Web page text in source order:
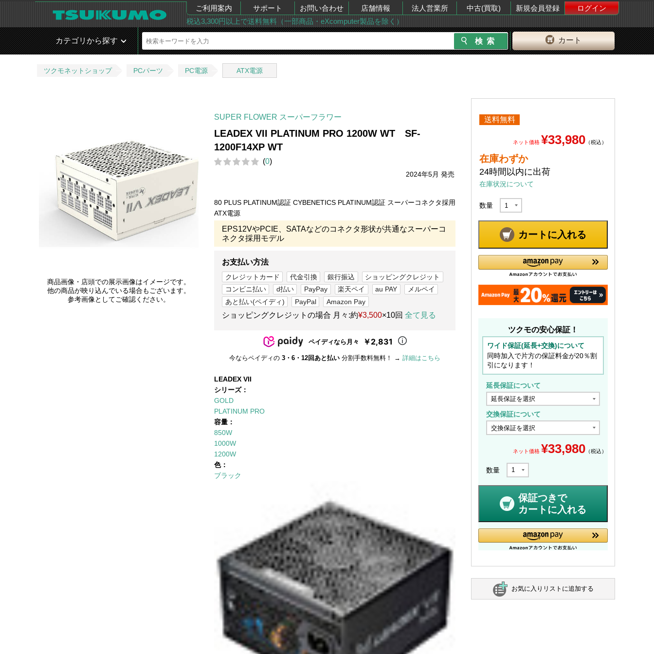
ご利用案内 サポート お問い合わせ 店舗情報 法人営業所 中古(買取) 新規会員登録
ログイン
税込3,300円以上で送料無料（一部商品・eXcomputer製品を除く）
カート
カテゴリから探す
ツクモネットショップ PCパーツ PC電源 ATX電源
商品画像・店頭での展示画像はイメージです。
他の商品が映り込んでいる場合もございます。
参考画像としてご確認ください。
SUPER FLOWER スーパーフラワー
LEADEX VII PLATINUM PRO 1200W WT SF-
1200F14XP WT
(0)
2024年5月 発売
80 PLUS PLATINUM認証 CYBENETICS PLATINUM認証 スーパーコネクタ採用
ATX電源
EPS12VやPCIE、SATAなどのコネクタ形状が共通なスーパーコ
ネクタ採用モデル
お支払い方法
クレジットカード 代金引換 銀行振込
ショッピングクレジット
コンビニ払い
d払い PayPay 楽天ペイ au PAY
メルペイ
あと払い(ペイディ)
PayPal Amazon Pay
ショッピングクレジットの場合 月々:約¥3,500×10回 全て見る
ペイディなら月々 ￥2,831
今ならペイディの 3・6・12回あと払い 分割手数料無料！ → 詳細はこちら
LEADEX VII
シリーズ：
GOLD
PLATINUM PRO
容量：
850W
1000W
1200W
色：
ブラック
送料無料
ネット価格 ¥33,980 （税込）
在庫わずか
24時間以内に出荷
在庫状況について
数量
カートに入れる
ツクモの安心保証！
ワイド保証(延長+交換)について
同時加入で片方の保証料金が20％割
引になります！
延長保証について
交換保証について
ネット価格 ¥33,980 （税込）
数量
保証つきで
カートに入れる
お気に入りリストに追加する